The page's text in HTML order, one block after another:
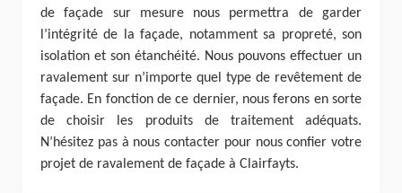
de façade sur mesure nous permettra de garder
l’intégrité de la façade, notamment sa propreté, son
isolation et son étanchéité. Nous pouvons effectuer un
ravalement sur n’importe quel type de revêtement de
façade. En fonction de ce dernier, nous ferons en sorte
de choisir les produits de traitement adéquats.
N’hésitez pas à nous contacter pour nous confier votre
projet de ravalement de façade à Clairfayts.